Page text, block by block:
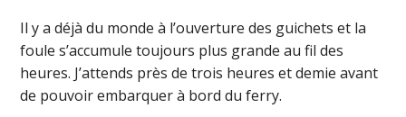
Il y a déjà du monde à l’ouverture des guichets et la
foule s’accumule toujours plus grande au fil des
heures. J’attends près de trois heures et demie avant
de pouvoir embarquer à bord du ferry.